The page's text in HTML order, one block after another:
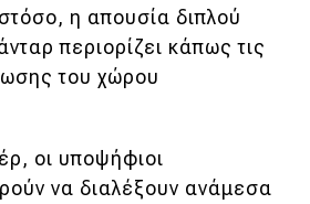
η απουσία διπλού
περιορίζει κάπως τις
του χώρου
οι υποψήφιοι
να διαλέξουν ανάμεσα